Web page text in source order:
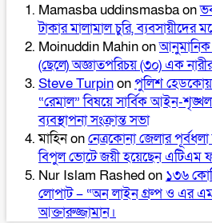
Mamasba uddinsmasbaon
টাকার মালামাল চুরি, ব্যবসায়ীদের
Moinuddin Mahinonআনুমানিক
(ছেলে) অজ্ঞাতপরিচয় (৩০) এক
Steve Turpinonপুলিশ
“রেমাল” বিষয়ে সার্বিক আইন-
ব্যবস্থাপনা সংক্রান্ত সভা
মাহিনonনেত্রকোনা জেলার
বিপুল ভোটে জয়ী হয়েছেন এটিএম
Nur Islam Rashedon ১৩৬
লোপাট – “অন লাইন গ্রুপ ও এর
আক্তারুজ্জামান।